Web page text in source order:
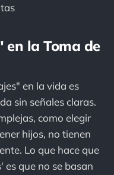
en la Toma de
en la vida es
sin señales claras.
como elegir
hijos, no tienen
Lo que hace que
es que no se basan